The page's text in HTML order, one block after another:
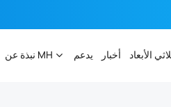
نبذة عن MH يدعم أخبار الأبعاد